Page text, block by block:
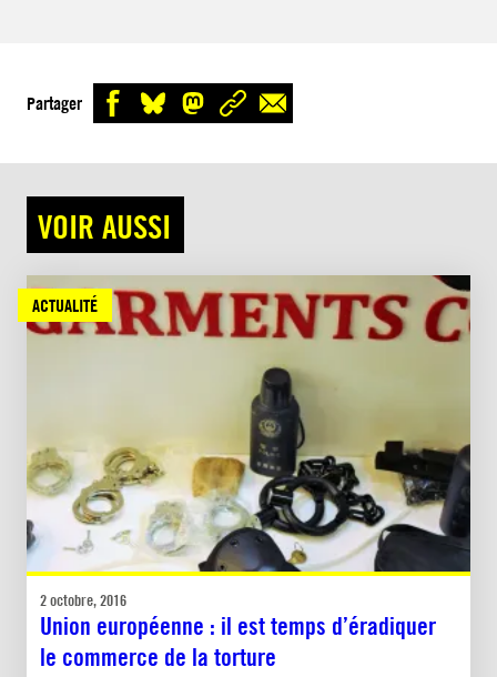
Partager
VOIR AUSSI
ACTUALITÉ
2 octobre, 2016
Union européenne : il est temps d’éradiquer
le commerce de la torture